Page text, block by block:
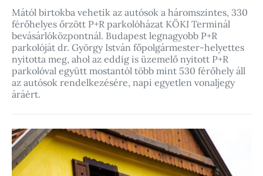
Mától birtokba vehetik az autósok a háromszintes, 330
férőhelyes őrzött P+R parkolóházat KÖKI Terminál
bevásárlóközpontnál. Budapest legnagyobb P+R
parkolóját dr. György István főpolgármester-helyettes
nyitotta meg, ahol az eddig is üzemelő nyitott P+R
parkolóval együtt mostantól több mint 530 férőhely áll
az autósok rendelkezésére, napi egyetlen vonaljegy
áráért.